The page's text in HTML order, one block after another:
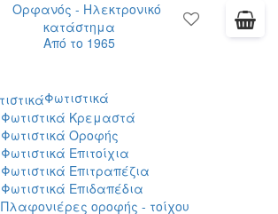
Από το 1965
Φωτιστικά
Φωτιστικά Κρεμαστά
Φωτιστικά Οροφής
Φωτιστικά Επιτοίχια
Φωτιστικά Επιτραπέζια
Φωτιστικά Επιδαπέδια
Πλαφονιέρες οροφής - τοίχου